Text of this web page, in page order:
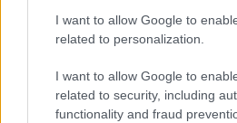
I want to allow Google to
related to personalization.
I want to allow Google to
related to security, including
functionality and fraud
a gazdasági és munkaügyi
romlása egyre növeli a
munkahelyeken. Amíg a